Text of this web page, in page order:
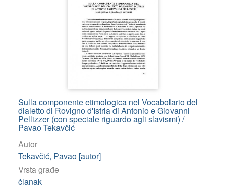
Sulla componente etimologica nel Vocabolario del
dialetto di Rovigno d'Istria di Antonio e Giovanni
Pellizzer (con speciale riguardo agli slavismi) /
Pavao Tekavčić
Autor
Tekavčić, Pavao [autor]
Vrsta građe
članak